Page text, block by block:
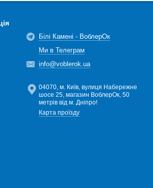
Білі Камені - ВоблерОк
Ми в Телеграм
info@voblerok.ua
04070, м. Київ, вулиця Набережне
шосе 25, магазин ВоблерОк, 50
метрів від м. Дніпро!
Карта проїзду